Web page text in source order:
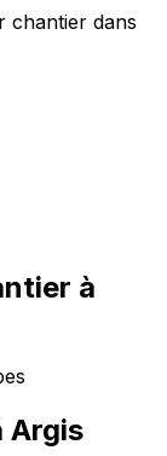
chantier dans
à
Argis